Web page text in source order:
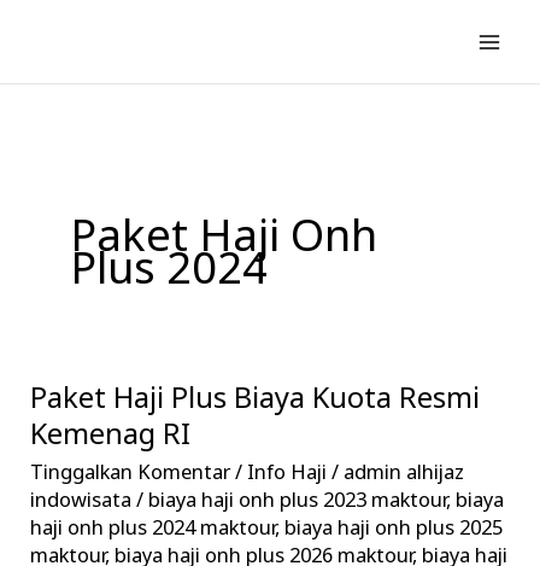
konten
Paket Haji Onh
Plus 2024
Paket Haji Plus Biaya Kuota Resmi
Kemenag RI
Tinggalkan Komentar/ Info Haji / admin alhijaz
indowisata/ biaya haji onh plus 2023 maktour, biaya
haji onh plus 2024 maktour, biaya haji onh plus 2025
maktour, biaya haji onh plus 2026 maktour, biaya haji
Paket
Haji
Plus
Biaya
Kuota
Resmi